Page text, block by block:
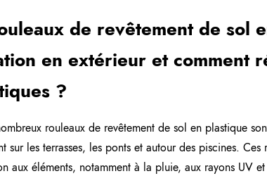
de revêtement de sol
en extérieur et comment
?
rouleaux de revêtement de sol en plastique
sur les terrasses, les ponts et autour des piscines.
aux éléments, notamment à la pluie, aux rayons UV